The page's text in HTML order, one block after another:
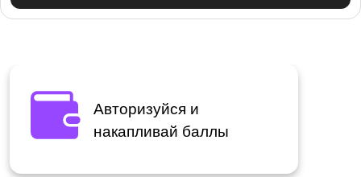
Авторизуйся и
накапливай баллы